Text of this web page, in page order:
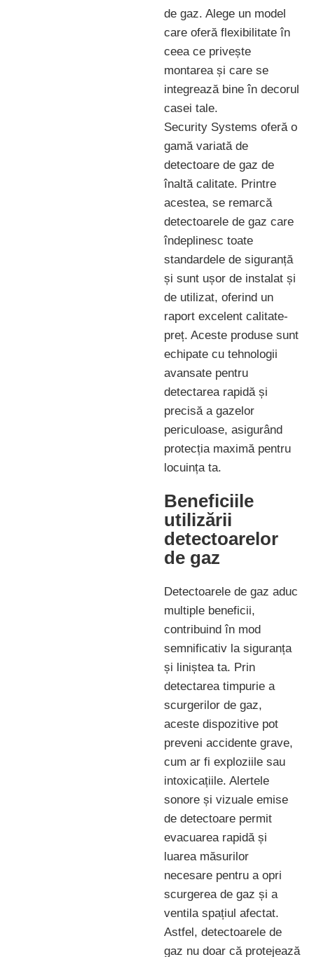
de gaz. Alege un model
care oferă flexibilitate în
ceea ce privește
montarea și care se
integrează bine în decorul
casei tale.
Security Systems oferă o
gamă variată de
detectoare de gaz de
înaltă calitate. Printre
acestea, se remarcă
detectoarele de gaz care
îndeplinesc toate
standardele de siguranță
și sunt ușor de instalat și
de utilizat, oferind un
raport excelent calitate-
preț. Aceste produse sunt
echipate cu tehnologii
avansate pentru
detectarea rapidă și
precisă a gazelor
periculoase, asigurând
protecția maximă pentru
locuința ta.
Beneficiile
utilizării
detectoarelor
de gaz
Detectoarele de gaz aduc
multiple beneficii,
contribuind în mod
semnificativ la siguranța
și liniștea ta. Prin
detectarea timpurie a
scurgerilor de gaz,
aceste dispozitive pot
preveni accidente grave,
cum ar fi exploziile sau
intoxicațiile. Alertele
sonore și vizuale emise
de detectoare permit
evacuarea rapidă și
luarea măsurilor
necesare pentru a opri
scurgerea de gaz și a
ventila spațiul afectat.
Astfel, detectoarele de
gaz nu doar că protejează